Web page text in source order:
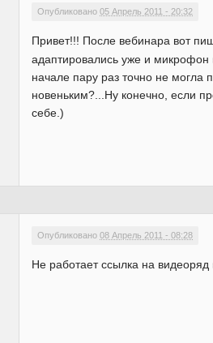
Опубликовано05 Апрель 2011 - 20:32
Привет!!! После вебинара вот
адаптировались уже и
начале пару раз точно не могла
новеньким?...Ну конечно, если
себе.)
Опубликовано08 Апрель 2011 - 08:28
Не работает ссылка на